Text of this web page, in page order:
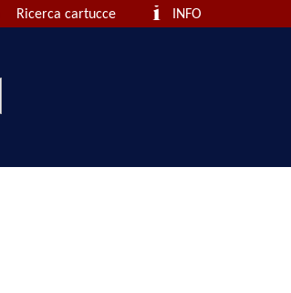
INFO
Ricerca cartucce